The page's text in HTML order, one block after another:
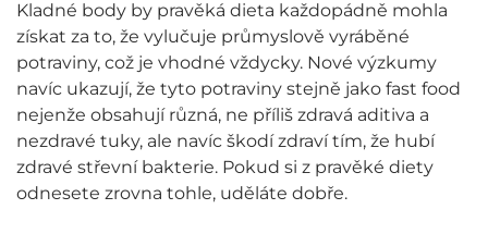
Kladné body by pravěká dieta každopádně mohla
získat za to, že vylučuje průmyslově vyráběné
potraviny, což je vhodné vždycky. Nové výzkumy
navíc ukazují, že tyto potraviny stejně jako fast food
nejenže obsahují různá, ne příliš zdravá aditiva a
nezdravé tuky, ale navíc škodí zdraví tím, že hubí
zdravé střevní bakterie. Pokud si z pravěké diety
odnesete zrovna tohle, uděláte dobře.